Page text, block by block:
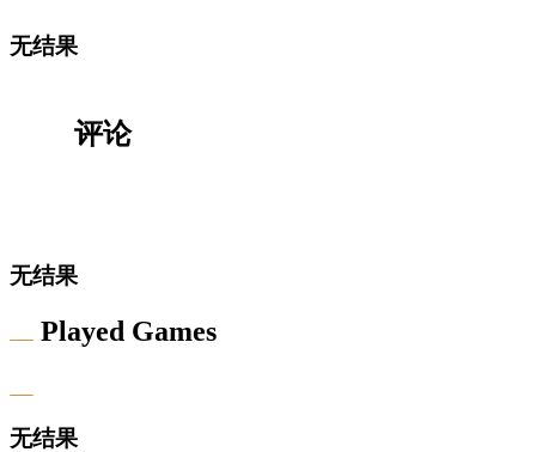
无结果
评论
无结果
Played Games
无结果